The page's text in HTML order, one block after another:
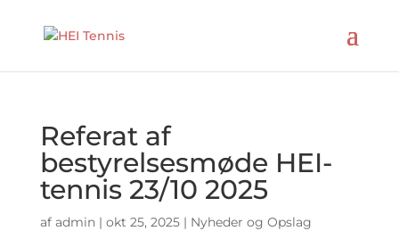
Referat af
bestyrelsesmøde HEI-
tennis 23/10 2025
af admin| okt 25, 2025| Nyheder og Opslag